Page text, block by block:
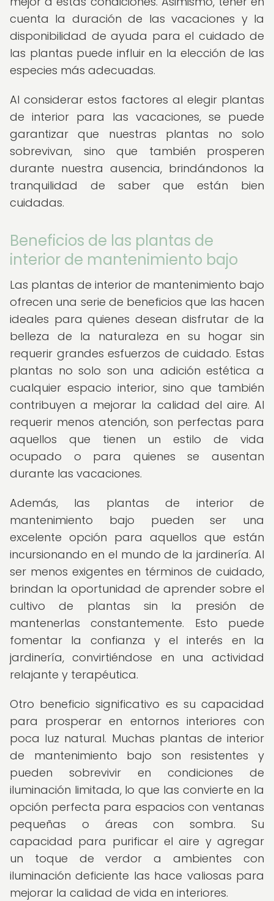
cuenta la duración de las vacaciones y la
disponibilidad de ayuda para el cuidado de
las plantas puede influir en la elección de las
especies más adecuadas.
Al considerar estos factores al elegir plantas
de interior para las vacaciones, se puede
garantizar que nuestras plantas no solo
sobrevivan, sino que también prosperen
durante nuestra ausencia, brindándonos la
tranquilidad de saber que están bien
cuidadas.
Beneficios de las plantas de
interior de mantenimiento bajo
Las plantas de interior de mantenimiento bajo
ofrecen una serie de beneficios que las hacen
ideales para quienes desean disfrutar de la
belleza de la naturaleza en su hogar sin
requerir grandes esfuerzos de cuidado. Estas
plantas no solo son una adición estética a
cualquier espacio interior, sino que también
contribuyen a mejorar la calidad del aire. Al
requerir menos atención, son perfectas para
aquellos que tienen un estilo de vida
ocupado o para quienes se ausentan
durante las vacaciones.
Además, las plantas de interior de
mantenimiento bajo pueden ser una
excelente opción para aquellos que están
incursionando en el mundo de la jardinería. Al
ser menos exigentes en términos de cuidado,
brindan la oportunidad de aprender sobre el
cultivo de plantas sin la presión de
mantenerlas constantemente. Esto puede
fomentar la confianza y el interés en la
jardinería, convirtiéndose en una actividad
relajante y terapéutica.
Otro beneficio significativo es su capacidad
para prosperar en entornos interiores con
poca luz natural. Muchas plantas de interior
de mantenimiento bajo son resistentes y
pueden sobrevivir en condiciones de
iluminación limitada, lo que las convierte en la
opción perfecta para espacios con ventanas
pequeñas o áreas con sombra. Su
capacidad para purificar el aire y agregar
un toque de verdor a ambientes con
iluminación deficiente las hace valiosas para
mejorar la calidad de vida en interiores.